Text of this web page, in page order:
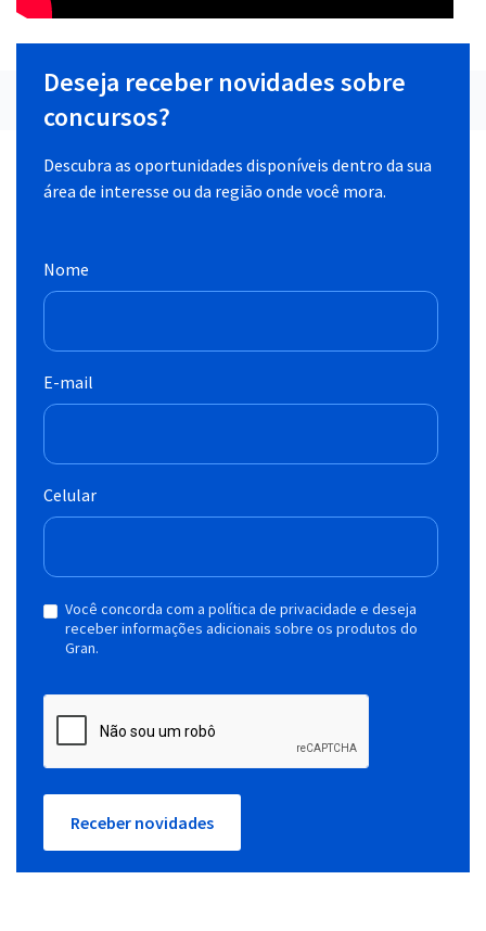
Deseja receber novidades sobre
concursos?
Descubra as oportunidades disponíveis dentro da sua
área de interesse ou da região onde você mora.
Nome
E-mail
Celular
Você concorda com a política de privacidade e deseja
receber informações adicionais sobre os produtos do
Gran.
Receber novidades